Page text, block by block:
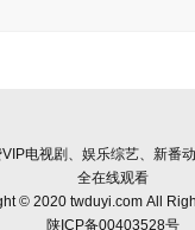
电视剧、娱乐综艺、新番
全在线观看
© 2020 twduyi.com All
陕ICP备00403528号